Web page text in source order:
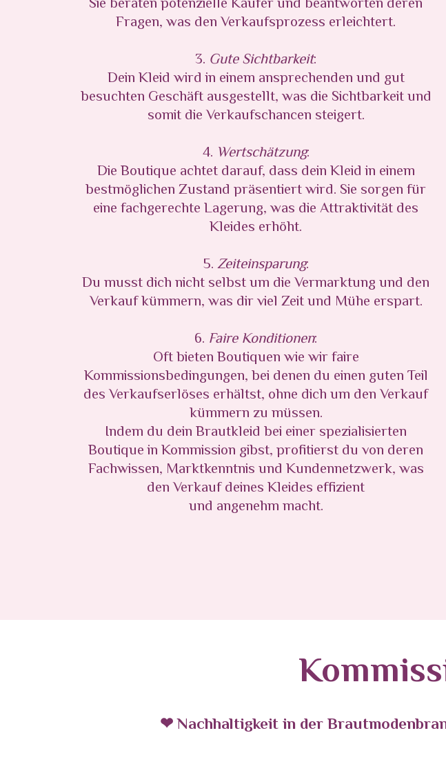
Fragen, was den Verkaufsprozess erleichtert.
3. Gute Sichtbarkeit:
Dein Kleid wird in einem ansprechenden und gut
besuchten Geschäft ausgestellt, was die Sichtbarkeit und
somit die Verkaufschancen steigert.
4. Wertschätzung:
Die Boutique achtet darauf, dass dein Kleid in einem
bestmöglichen Zustand präsentiert wird. Sie sorgen für
eine fachgerechte Lagerung, was die Attraktivität des
Kleides erhöht.
5.Zeiteinsparung:
Du musst dich nicht selbst um die Vermarktung und den
Verkauf kümmern, was dir viel Zeit und Mühe erspart.
6. Faire Konditionen:
Oft bieten Boutiquen wie wir faire
Kommissionsbedingungen, bei denen du einen guten Teil
des Verkaufserlöses erhältst, ohne dich um den Verkauf
kümmern zu müssen.
Indem du dein Brautkleid bei einer spezialisierten
Boutique in Kommission gibst, profitierst du von deren
Fachwissen, Marktkenntnis und Kundennetzwerk, was
den Verkauf deines Kleides effizient
und angenehm macht.
❤ Nachhaltigkeit in der